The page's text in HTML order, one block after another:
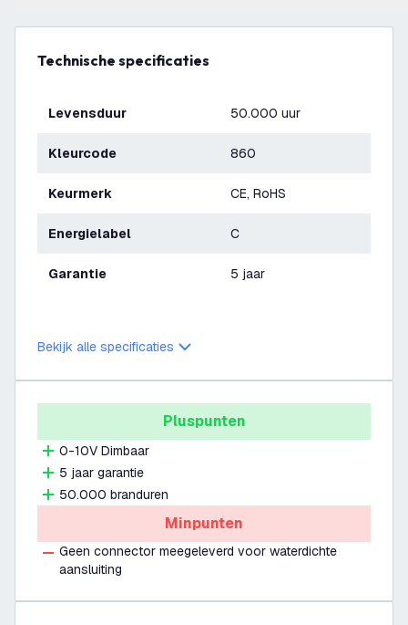
Technische specificaties
Levensduur 50.000 uur
Kleurcode 860
Keurmerk CE, RoHS
Energielabel C
Garantie 5 jaar
Bekijk alle specificaties
Pluspunten
0-10V Dimbaar
5 jaar garantie
50.000 branduren
Minpunten
Geen connector meegeleverd voor waterdichte
aansluiting